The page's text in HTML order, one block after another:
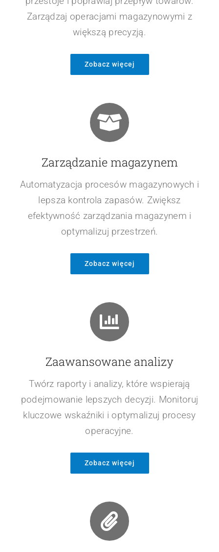
Zarządzaj operacjami magazynowymi z
większą precyzją.
Zobacz więcej
Zarządzanie magazynem
Automatyzacja procesów magazynowych i
lepsza kontrola zapasów. Zwiększ
efektywność zarządzania magazynem i
optymalizuj przestrzeń.
Zobacz więcej
Zaawansowane analizy
Twórz raporty i analizy, które wspierają
podejmowanie lepszych decyzji. Monitoruj
kluczowe wskaźniki i optymalizuj procesy
operacyjne.
Zobacz więcej